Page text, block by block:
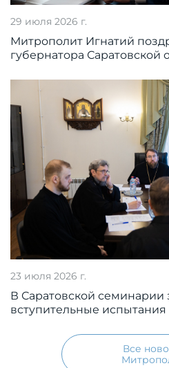
29 июля 2026 г.
Митрополит Игнатий
губернатора Саратовской
23 июля 2026 г.
В Саратовской
вступительные испытания
Все